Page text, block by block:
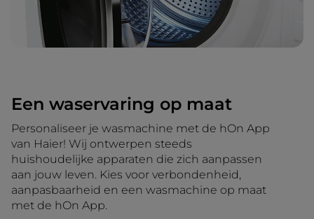
Een waservaring op maat
Personaliseer je wasmachine met de hOn App
van Haier! Wij ontwerpen steeds
huishoudelijke apparaten die zich aanpassen
aan jouw leven. Kies voor verbondenheid,
aanpasbaarheid en een wasmachine op maat
met de hOn App.